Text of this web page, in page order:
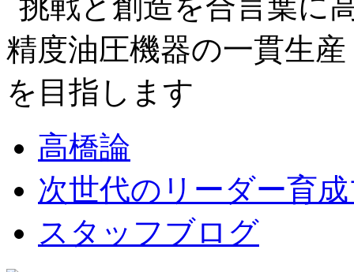
高橋論
次世代のリーダー育
スタッフブログ